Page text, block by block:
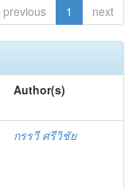
previous 1 next
Author(s)
กรรวี ศรีวิชัย